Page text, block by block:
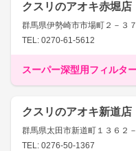
クスリのアオキ赤堀店
群馬県伊勢崎市市場町２－３
TEL: 0270-61-5612
スーパー深型用フィルタ
クスリのアオキ新道店
群馬県太田市新道町１３６２
TEL: 0276-50-1367